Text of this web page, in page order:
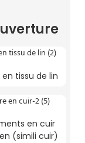
en tissu de lin
en cuir
(simili cuir)